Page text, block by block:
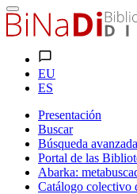
EU
ES
Presentación
Buscar
Búsqueda avanzada
Portal de las
Abarka:
Catálogo colectivo